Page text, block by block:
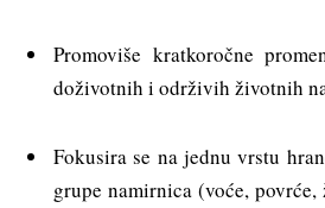
Promoviše kratkoročne
doživotnih i održivih životnih
Fokusira se na jednu vrstu
grupe namirnica (voće,